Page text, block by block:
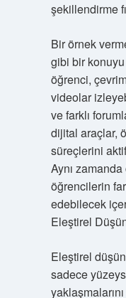
şekillendirme
Bir örnek
gibi bir
öğrenci,
videolar
ve farklı
dijital araçlar,
süreçlerini
Aynı
öğrencilerin
edebilecek
Eleştirel
Eleştirel
sadece